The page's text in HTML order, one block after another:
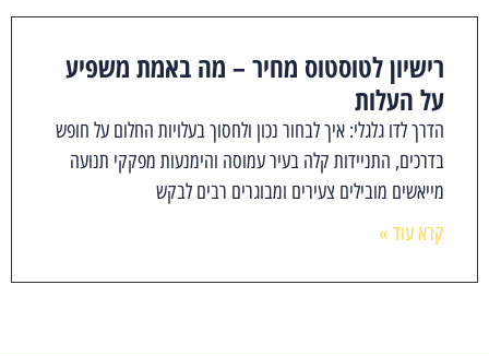
רישיון לטוסטוס מחיר – מה באמת משפיע
על העלות
הדרך לדו גלגלי: איך לבחור נכון ולחסוך בעלויות החלום על חופש
בדרכים, התניידות קלה בעיר עמוסה והימנעות מפקקי תנועה
מייאשים מובילים צעירים ומבוגרים רבים לבקש
קרא עוד »